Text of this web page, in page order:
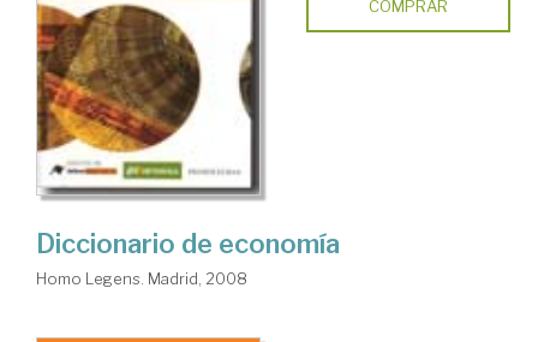
COMPRAR
Diccionario de economía
Homo Legens. Madrid, 2008